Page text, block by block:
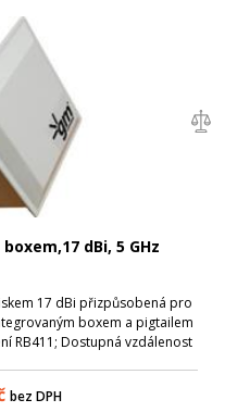
dBi, 5 GHz
17 dBi přizpůsobená pro
boxem a pigtailem
RB411; Dostupná vzdálenost
bez DPH